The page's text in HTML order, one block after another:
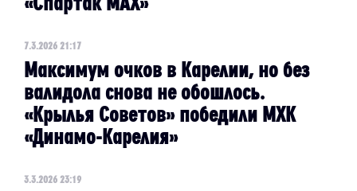
7.3.2026 21:17
Максимум очков в Карелии, но без
валидола снова не обошлось.
«Крылья Советов» победили МХК
«Динамо-Карелия»
3.3.2026 23:19